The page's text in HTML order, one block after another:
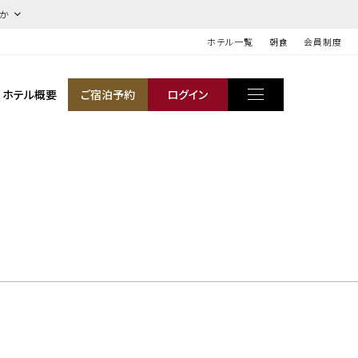
ホテル一覧 朝食 会員制度
ホテル概要 ご宿泊予約 ログイン